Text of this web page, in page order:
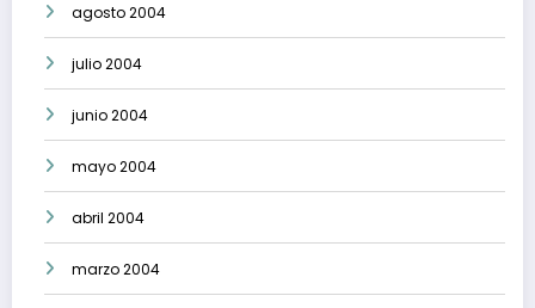
agosto 2004
julio 2004
junio 2004
mayo 2004
abril 2004
marzo 2004